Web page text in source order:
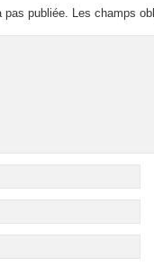
pas publiée. Les champs